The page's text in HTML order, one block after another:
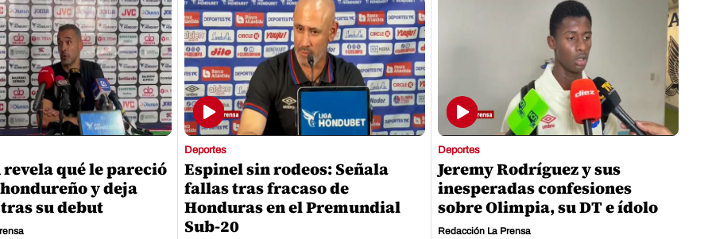
qué le pareció
y deja
su debut
Deportes
Espinel sin rodeos: Señala
fallas tras fracaso de
Honduras en el Premundial
Sub-20
Deportes
Jeremy Rodríguez y sus
inesperadas confesiones
sobre Olimpia, su DT e ídolo
Redacción La Prensa